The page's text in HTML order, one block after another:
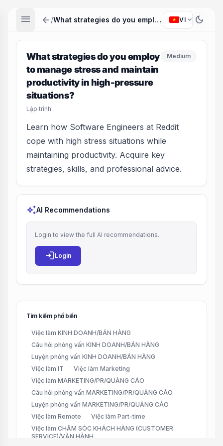
menu arrow_back / What strategies do you employ to manage stress and maintain productivity in high-pressure situations? VI expand_more dark_mode
What strategies do you employ
to manage stress and maintain
productivity in high-pressure
situations?
Lập trình
Medium
Learn how Software Engineers at Reddit
cope with high stress situations while
maintaining productivity. Acquire key
strategies, skills, and professional advice.
auto_awesomeAI Recommendations
Login to view the full AI recommendations.
login Login
Tìm kiếm phổ biến
Việc làm KINH DOANH/BÁN HÀNG
Câu hỏi phỏng vấn KINH DOANH/BÁN HÀNG
Luyện phỏng vấn KINH DOANH/BÁN HÀNG
Việc làm IT
Việc làm Marketing
Việc làm MARKETING/PR/QUẢNG CÁO
Câu hỏi phỏng vấn MARKETING/PR/QUẢNG CÁO
Luyện phỏng vấn MARKETING/PR/QUẢNG CÁO
Việc làm Remote
Việc làm Part-time
Việc làm CHĂM SÓC KHÁCH HÀNG (CUSTOMER
SERVICE)/VẬN HÀNH